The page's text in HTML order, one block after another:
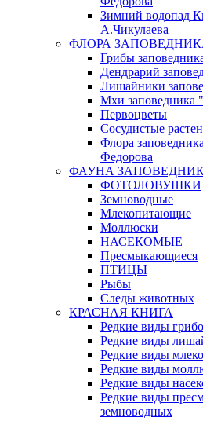
Зимний водопад
А.Чикулаева
ФЛОРА
Грибы
Дендрарий
Лишайники
Мхи заповедника
Первоцветы
Сосудистые
Флора
Федорова
ФАУНА
ФОТОЛОВУШКИ
Земноводные
Млекопитающие
Моллюски
НАСЕКОМЫЕ
Пресмыкающиеся
ПТИЦЫ
Рыбы
Следы животных
КРАСНАЯ КНИГА
Редкие виды
Редкие виды
Редкие виды
Редкие виды
Редкие виды
Редкие виды
земноводных